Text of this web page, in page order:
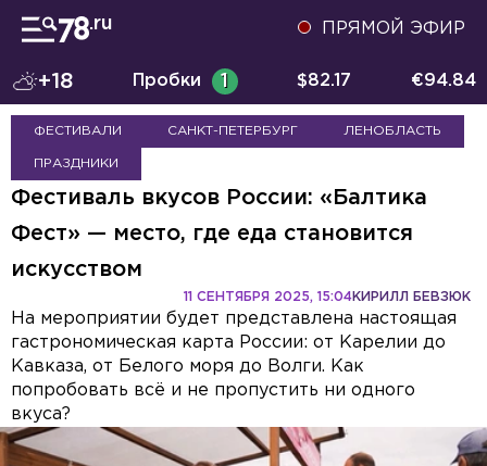
ПРЯМОЙ ЭФИР
+18 Пробки 1 $82.17 €94.84
ФЕСТИВАЛИ САНКТ-ПЕТЕРБУРГ ЛЕНОБЛАСТЬ
ПРАЗДНИКИ
Фестиваль вкусов России: «Балтика
Фест» — место, где еда становится
искусством
КИРИЛЛ БЕВЗЮК
11 СЕНТЯБРЯ 2025, 15:04
На мероприятии будет представлена настоящая
гастрономическая карта России: от Карелии до
Кавказа, от Белого моря до Волги. Как
попробовать всё и не пропустить ни одного
вкуса?